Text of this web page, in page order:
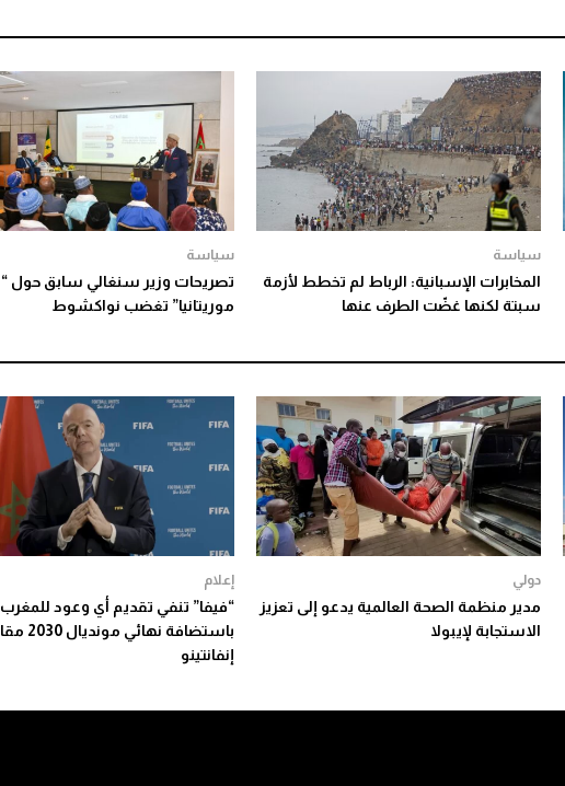
سياسة
المخابرات الإسبانية: الرباط لم تخطط لأزمة
سبتة لكنها غضّت الطرف عنها
سياسة
تصريحات وزير سنغالي سابق حول
موريتانيا” تغضب نواكشوط
دولي
مدير منظمة الصحة العالمية يدعو إلى تعزيز
الاستجابة لإيبولا
إعلام
“فيفا” تنفي تقديم أي وعود للمغرب
باستضافة
إنفانتينو